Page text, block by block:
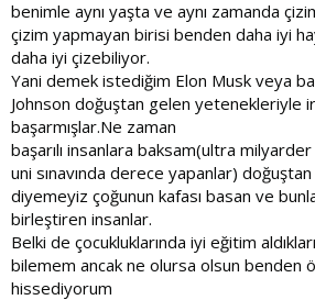
da Mükemmel olmaya çalışma
Herkesin yetenekleri farklılık gösterir
Mesala Elon Musk Maria Şarapova gibi
The Rock gibi ağırlık çalışamaz
Ama Elon Musk buna üzülmez Ulan ben
oynayamıyorum diye Napar ? Elinde olanı
geliştirir ve Kullanır
Sende kendi yeteneğin olduğu alanı bul
Ve Hatayı kendinde gör
Başka Şeyleri suçlamaya kalkma
Zeka Bir yere kadar insanı götürür geri
Sabır,Irade,Disiplin gibi şeyler götürür
Marşmellow deneyimini araştıra bilirsin
Hayatda başarılı olmak için ve ya Mutlu
İyi Forumlar ; )
benimle aynı yaşta ve aynı zamanda
çizim yapmayan birisi benden daha iyi
daha iyi çizebiliyor.
Yani demek istediğim Elon Musk veya
Johnson doğuştan gelen yetenekleriyle
başarmışlar.Ne zaman
başarılı insanlara baksam(ultra
uni sınavında derece yapanlar)
diyemeyiz çoğunun kafası basan ve
birleştiren insanlar.
Belki de çocukluklarında iyi eğitim
bilemem ancak ne olursa olsun benden
hissediyorum